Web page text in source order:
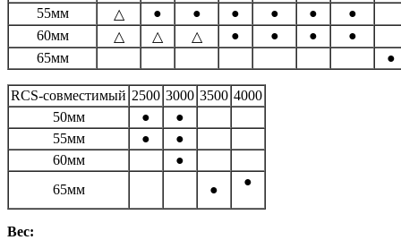
55мм △ ● ● ● ● ●
●
60мм
△ △ △ ● ● ●
●
65мм
●
RCS-совместимый 2500 3000 3500 4000
50мм
●
●
55мм
●
●
60мм
●
65мм
●
●
Вес: